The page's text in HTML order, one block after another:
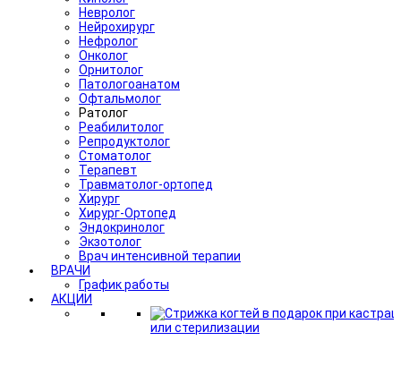
Невролог
Нейрохирург
Нефролог
Онколог
Орнитолог
Патологоанатом
Офтальмолог
Ратолог
Реабилитолог
Репродуктолог
Стоматолог
Терапевт
Травматолог-ортопед
Хирург
Хирург-Ортопед
Эндокринолог
Экзотолог
Врач интенсивной терапии
ВРАЧИ
График работы
АКЦИИ